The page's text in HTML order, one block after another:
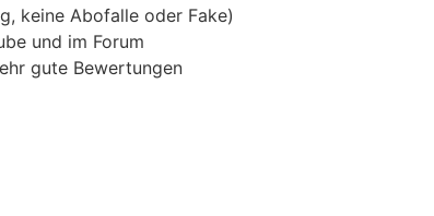
keine Abofalle oder Fake)
und im Forum
gute Bewertungen